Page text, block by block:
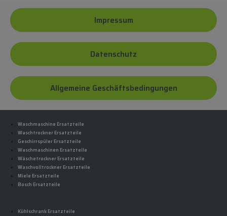
Impressum
Datenschutz
Allgemeine Geschäftsbedingungen
Waschmaschine Ersatzteile
Waschtrockner Ersatzteile
Geschirrspüler Ersatzteile
Waschmaschinen Ersatzteile
Wäschetrockner Ersatzteile
Waschvolltrockner Ersatzteile
Miele Ersatzteile
Bosch Ersatzteile
Kühlschrank Ersatzteile